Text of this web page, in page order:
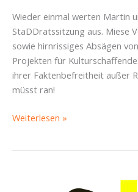
Wieder einmal werten Martin
StaDDratssitzung aus. Miese
sowie hirnrissiges Absägen
Projekten für
ihrer Faktenbefreitheit außer
müsst ran!
Rückblick
Weiterlesen »